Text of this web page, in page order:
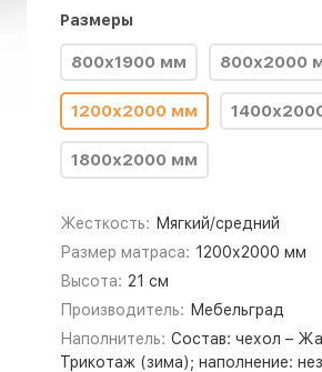
Размеры
800x1900 мм 800х2000
1200х2000 мм
1800х2000 мм
Жесткость: Мягкий/средний
Размер матраса: 1200х2000 мм
Высота: 21 см
Производитель: Мебельград
Наполнитель: Состав: чехол –
Трикотаж (зима); наполнение: